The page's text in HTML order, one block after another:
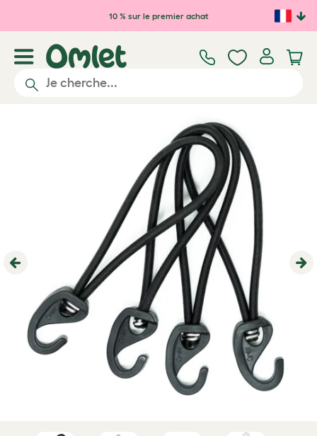
Passer au contenu principal
10 % sur le premier achat
Previous